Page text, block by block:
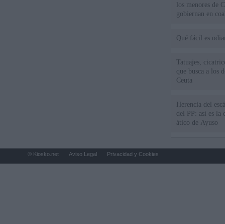
los menores de
gobiernan en
Qué fácil es
Tatuajes,
que busca a los
Ceuta
Herencia del
del PP: así es la
ático de Ayuso
© Kiosko.net Aviso Legal Privacidad y Cookies